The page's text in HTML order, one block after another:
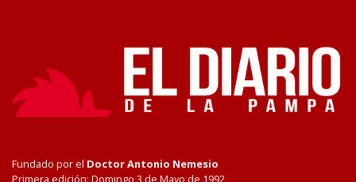
Fundado por el Doctor Antonio Nemesio
Primera edición: Domingo 3 de Mayo de 1992